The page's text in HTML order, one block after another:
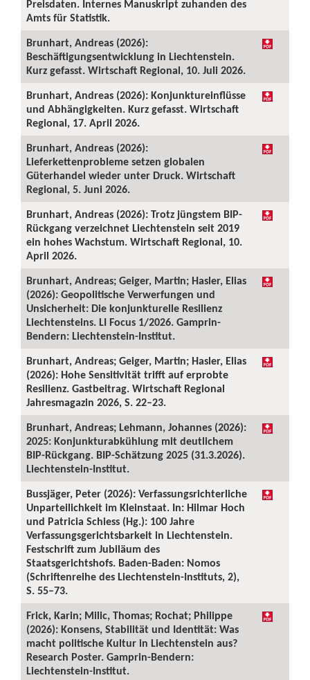
Preisdaten. Internes Manuskript zuhanden des
Amts für Statistik.
Brunhart, Andreas (2026):
Beschäftigungsentwicklung in Liechtenstein.
Kurz gefasst. Wirtschaft Regional, 10. Juli 2026.
Brunhart, Andreas (2026): Konjunktureinflüsse
und Abhängigkeiten. Kurz gefasst. Wirtschaft
Regional, 17. April 2026.
Brunhart, Andreas (2026):
Lieferkettenprobleme setzen globalen
Güterhandel wieder unter Druck. Wirtschaft
Regional, 5. Juni 2026.
Brunhart, Andreas (2026): Trotz jüngstem BIP-
Rückgang verzeichnet Liechtenstein seit 2019
ein hohes Wachstum. Wirtschaft Regional, 10.
April 2026.
Brunhart, Andreas; Geiger, Martin; Hasler, Elias
(2026): Geopolitische Verwerfungen und
Unsicherheit: Die konjunkturelle Resilienz
Liechtensteins. LI Focus 1/2026. Gamprin-
Bendern: Liechtenstein-Institut.
Brunhart, Andreas; Geiger, Martin; Hasler, Elias
(2026): Hohe Sensitivität trifft auf erprobte
Resilienz. Gastbeitrag. Wirtschaft Regional
Jahresmagazin 2026, S. 22–23.
Brunhart, Andreas; Lehmann, Johannes (2026):
2025: Konjunkturabkühlung mit deutlichem
BIP-Rückgang. BIP-Schätzung 2025 (31.3.2026).
Liechtenstein-Institut.
Bussjäger, Peter (2026): Verfassungsrichterliche
Unparteilichkeit im Kleinstaat. In: Hilmar Hoch
und Patricia Schiess (Hg.): 100 Jahre
Verfassungsgerichtsbarkeit in Liechtenstein.
Festschrift zum Jubiläum des
Staatsgerichtshofs. Baden-Baden: Nomos
(Schriftenreihe des Liechtenstein-Instituts, 2),
S. 55–73.
Frick, Karin; Milic, Thomas; Rochat; Philippe
(2026): Konsens, Stabilität und Identität: Was
macht politische Kultur in Liechtenstein aus?
Research Poster. Gamprin-Bendern:
Liechtenstein-Institut.